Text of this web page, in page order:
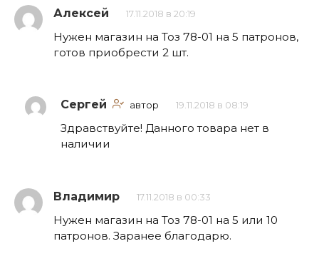
Алексей 17.11.2018 в 20:19
Нужен магазин на Тоз 78-01 на 5 патронов,
готов приобрести 2 шт.
Сергей автор 19.11.2018 в 08:19
Здравствуйте! Данного товара нет в
наличии
Владимир 17.11.2018 в 00:33
Нужен магазин на Тоз 78-01 на 5 или 10
патронов. Заранее благодарю.